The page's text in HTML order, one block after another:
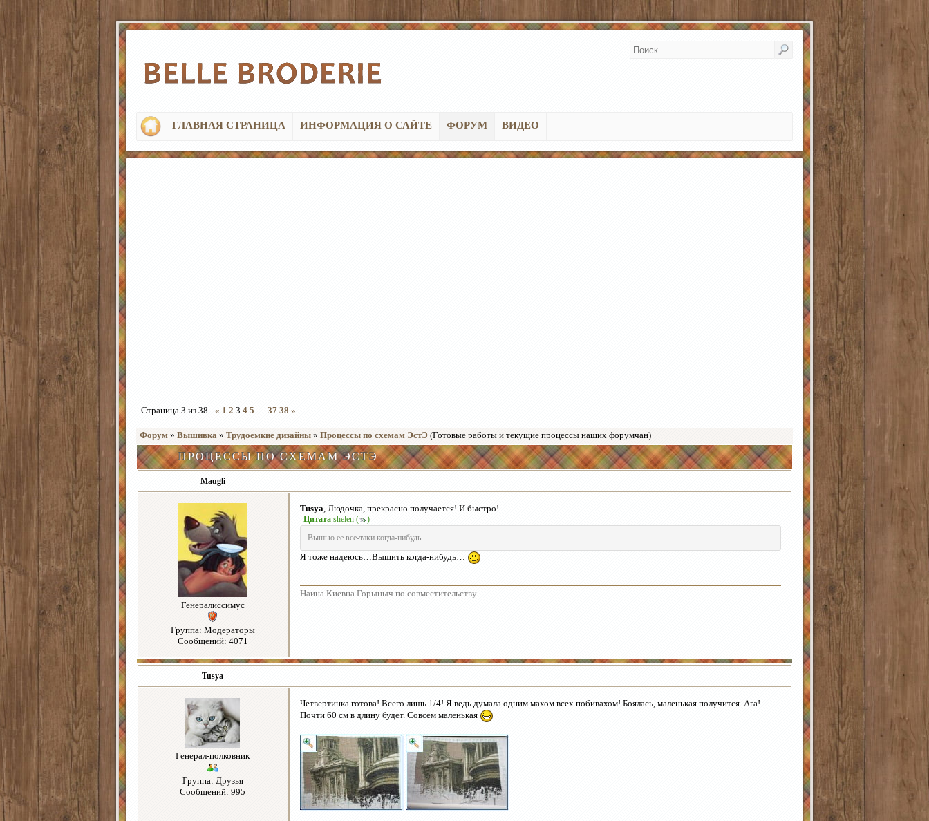
ГЛАВНАЯ СТРАНИЦА ИНФОРМАЦИЯ О САЙТЕ ФОРУМ ВИДЕО
Страница 3 из 38 « 1 2 3 4 5 … 37 38 »
Форум » Вышивка » Трудоемкие дизайны » Процессы по схемам ЭстЭ (Готовые работы и текущие процессы наших форумчан)
ПРОЦЕССЫ ПО СХЕМАМ ЭСТЭ
Maugli
Генералиссимус
Группа: Модераторы
Сообщений: 4071
Tusya, Людочка, прекрасно получается! И быстро!
Цитата shelen (
)
Вышью ее все-таки когда-нибудь
Я тоже надеюсь…Вышить когда-нибудь…
Наина Киевна Горыныч по совместительству
Tusya
Генерал-полковник
Группа: Друзья
Сообщений: 995
Четвертинка готова! Всего лишь 1/4! Я ведь думала одним махом всех побивахом! Боялась, маленькая получится. Ага!
Почти 60 см в длину будет. Совсем маленькая